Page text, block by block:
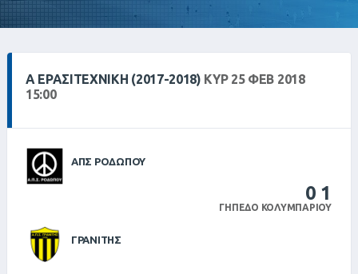
Α ΕΡΑΣΙΤΕΧΝΙΚΗ (2017-2018) ΚΥΡ 25 ΦΕΒ 2018
15:00
ΑΠΣ ΡΟΔΩΠΟΥ
0 1
ΓΉΠΕΔΟ ΚΟΛΥΜΠΑΡΊΟΥ
ΓΡΑΝΙΤΗΣ